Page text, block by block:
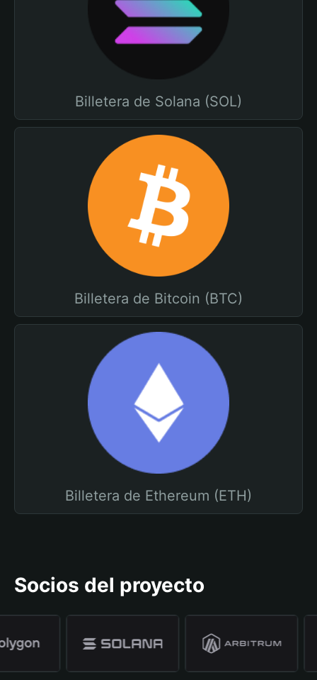
Billetera de Solana (SOL)
Billetera de Bitcoin (BTC)
Billetera de Ethereum (ETH)
Socios del proyecto